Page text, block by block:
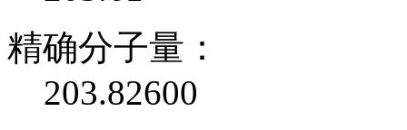
精确分子量：
203.82600